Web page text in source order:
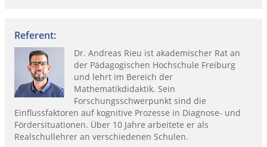
Referent:
Dr. Andreas Rieu ist akademischer Rat an
der Pädagogischen Hochschule Freiburg
und lehrt im Bereich der
Mathematikdidaktik. Sein
Forschungsschwerpunkt sind die
Einflussfaktoren auf kognitive Prozesse in Diagnose- und
Fördersituationen. Über 10 Jahre arbeitete er als
Realschullehrer an verschiedenen Schulen.